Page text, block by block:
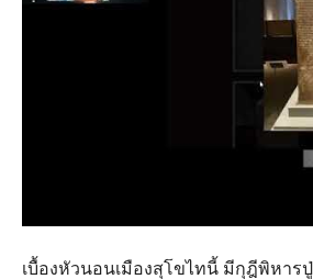
เบื้องหัวนอนเมืองสุโขไทนี้ มีกุฎีพิหาร